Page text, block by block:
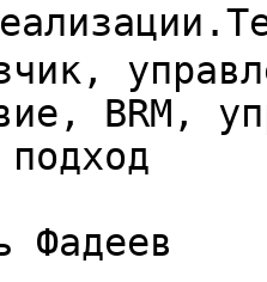
BRM,
Фадеев